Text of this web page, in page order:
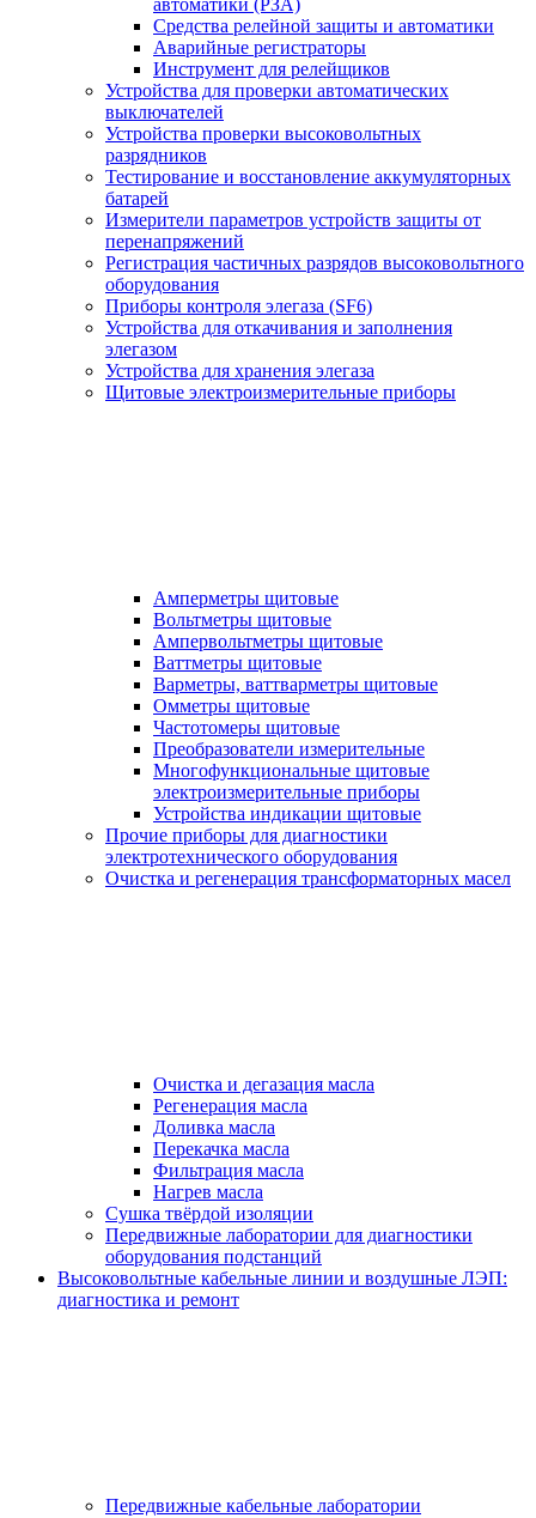
автоматики (РЗА)
Средства релейной защиты и автоматики
Аварийные регистраторы
Инструмент для релейщиков
Устройства для проверки автоматических
выключателей
Устройства проверки высоковольтных
разрядников
Тестирование и восстановление аккумуляторных
батарей
Измерители параметров устройств защиты от
перенапряжений
Регистрация частичных разрядов высоковольтного
оборудования
Приборы контроля элегаза (SF6)
Устройства для откачивания и заполнения
элегазом
Устройства для хранения элегаза
Щитовые электроизмерительные приборы
Амперметры щитовые
Вольтметры щитовые
Ампервольтметры щитовые
Ваттметры щитовые
Варметры, ваттварметры щитовые
Омметры щитовые
Частотомеры щитовые
Преобразователи измерительные
Многофункциональные щитовые
электроизмерительные приборы
Устройства индикации щитовые
Прочие приборы для диагностики
электротехнического оборудования
Очистка и регенерация трансформаторных масел
Очистка и дегазация масла
Регенерация масла
Доливка масла
Перекачка масла
Фильтрация масла
Нагрев масла
Сушка твёрдой изоляции
Передвижные лаборатории для диагностики
оборудования подстанций
Высоковольтные кабельные линии и воздушные ЛЭП:
диагностика и ремонт
Передвижные кабельные лаборатории